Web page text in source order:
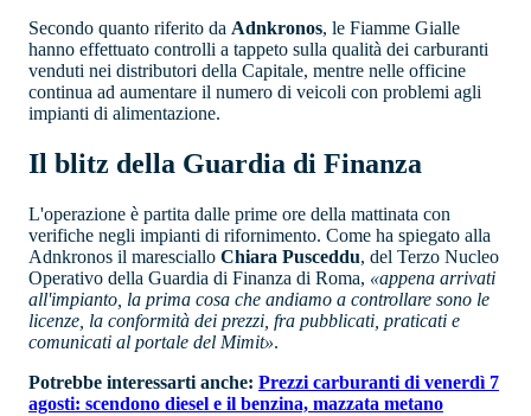
Secondo quanto riferito da Adnkronos, le Fiamme Gialle
hanno effettuato controlli a tappeto sulla qualità dei carburanti
venduti nei distributori della Capitale, mentre nelle officine
continua ad aumentare il numero di veicoli con problemi agli
impianti di alimentazione.
Il blitz della Guardia di Finanza
L'operazione è partita dalle prime ore della mattinata con
verifiche negli impianti di rifornimento. Come ha spiegato alla
Adnkronos il maresciallo Chiara Pusceddu, del Terzo Nucleo
Operativo della Guardia di Finanza di Roma, «appena arrivati
all'impianto, la prima cosa che andiamo a controllare sono le
licenze, la conformità dei prezzi, fra pubblicati, praticati e
comunicati al portale del Mimit».
Potrebbe interessarti anche: Prezzi carburanti di venerdì 7
agosti: scendono diesel e il benzina, mazzata metano